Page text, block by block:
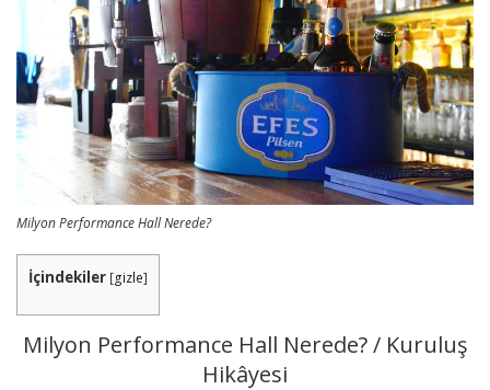
Milyon Performance Hall Nerede?
İçindekiler [gizle]
Milyon Performance Hall Nerede? / Kuruluş
Hikâyesi